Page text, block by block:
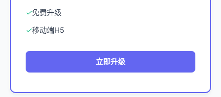
✓免费升级
✓移动端H5
立即升级